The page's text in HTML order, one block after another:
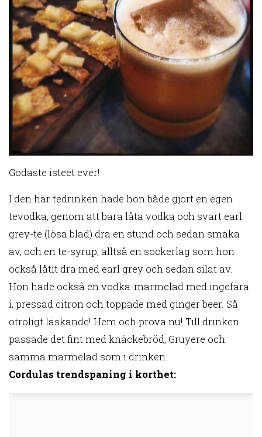
Godaste isteet ever!
I den här tedrinken hade hon både gjort en egen
tevodka, genom att bara låta vodka och svart earl
grey-te (lösa blad) dra en stund och sedan smaka
av, och en te-syrup, alltså en sockerlag som hon
också låtit dra med earl grey och sedan silat av.
Hon hade också en vodka-marmelad med ingefära
i, pressad citron och toppade med ginger beer. Så
otroligt läskande! Hem och prova nu! Till drinken
passade det fint med knäckebröd, Gruyere och
samma marmelad som i drinken.
Cordulas trendspaning i korthet: